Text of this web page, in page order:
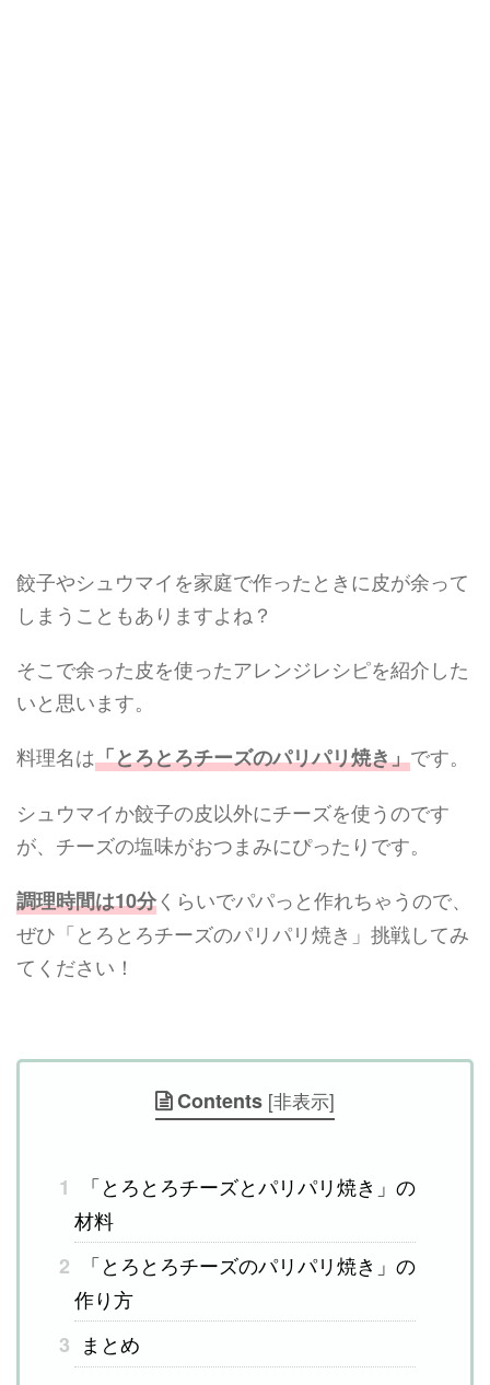
餃子やシュウマイを家庭で作ったときに皮が余って
しまうこともありますよね？
そこで余った皮を使ったアレンジレシピを紹介した
いと思います。
料理名は「とろとろチーズのパリパリ焼き」です。
シュウマイか餃子の皮以外にチーズを使うのです
が、チーズの塩味がおつまみにぴったりです。
調理時間は10分くらいでパパっと作れちゃうので、
ぜひ「とろとろチーズのパリパリ焼き」挑戦してみ
てください！
Contents [非表示]
1
「とろとろチーズとパリパリ焼き」の
材料
2
「とろとろチーズのパリパリ焼き」の
作り方
3 まとめ